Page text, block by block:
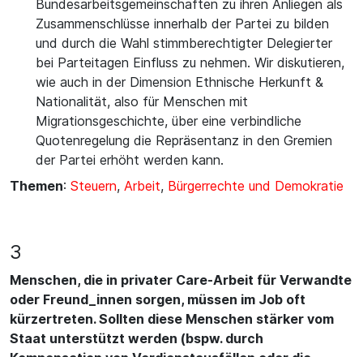
Bundesarbeitsgemeinschaften zu ihren Anliegen als
Zusammenschlüsse innerhalb der Partei zu bilden
und durch die Wahl stimmberechtigter Delegierter
bei Parteitagen Einfluss zu nehmen. Wir diskutieren,
wie auch in der Dimension Ethnische Herkunft &
Nationalität, also für Menschen mit
Migrationsgeschichte, über eine verbindliche
Quotenregelung die Repräsentanz in den Gremien
der Partei erhöht werden kann.
Themen: Steuern, Arbeit, Bürgerrechte und Demokratie
3
Menschen, die in privater Care-Arbeit für Verwandte
oder Freund_innen sorgen, müssen im Job oft
kürzertreten. Sollten diese Menschen stärker vom
Staat unterstützt werden (bspw. durch